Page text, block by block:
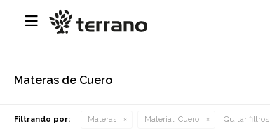

Materas de Cuero
Filtrando por: Materas Material: Cuero Quitar filtros